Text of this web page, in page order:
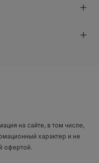
на сайте, в том числе,
характер и не
офертой.